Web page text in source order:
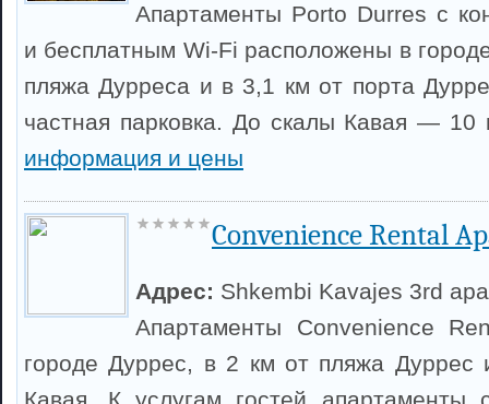
Апартаменты Porto Durres с
и бесплатным Wi-Fi расположены в
пляжа Дурреса и в 3,1 км от порта
частная парковка. До скалы Кавая —
информация и цены
Convenience Rental
Адрес: Shkembi Kavajes 3rd
Апартаменты Convenience
городе Дуррес, в 2 км от пляжа Дуррес